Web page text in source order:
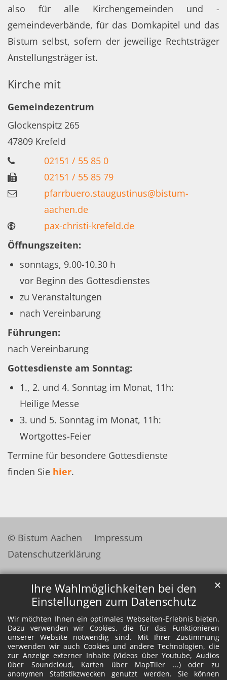
Ihre Wahlmöglichkeiten bei den
Einstellungen zum Datenschutz
Wir möchten Ihnen ein optimales Webseiten-Erlebnis bieten.
Dazu verwenden wir Cookies, die für das Funktionieren
unserer Website notwendig sind. Mit Ihrer Zustimmung
verwenden wir auch Cookies und andere Technologien, die
zur Anzeige externer Inhalte (Videos über Youtube, Audios
über Soundcloud, Karten über MapTiler ...) oder zu
anonymen Statistikzwecken genutzt werden. Sie können
✕
also für alle Kirchengemeinden und -
gemeindeverbände, für das Domkapitel und das
Bistum selbst, sofern der jeweilige Rechtsträger
Anstellungsträger ist.
Kirche mit
Gemeindezentrum
Glockenspitz 265
47809 Krefeld
02151 / 55 85 0
02151 / 55 85 79
pfarrbuero.staugustinus@bistum-
aachen.de
pax-christi-krefeld.de
Öffnungszeiten:
sonntags, 9.00-10.30 h
vor Beginn des Gottesdienstes
zu Veranstaltungen
nach Vereinbarung
Führungen:
nach Vereinbarung
Gottesdienste am Sonntag:
1., 2. und 4. Sonntag im Monat, 11h:
Heilige Messe
3. und 5. Sonntag im Monat, 11h:
Wortgottes-Feier
Termine für besondere Gottesdienste
finden Sie hier.
© Bistum Aachen
Impressum
Datenschutzerklärung